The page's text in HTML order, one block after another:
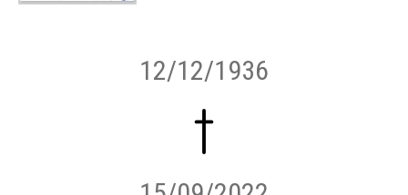
12/12/1936